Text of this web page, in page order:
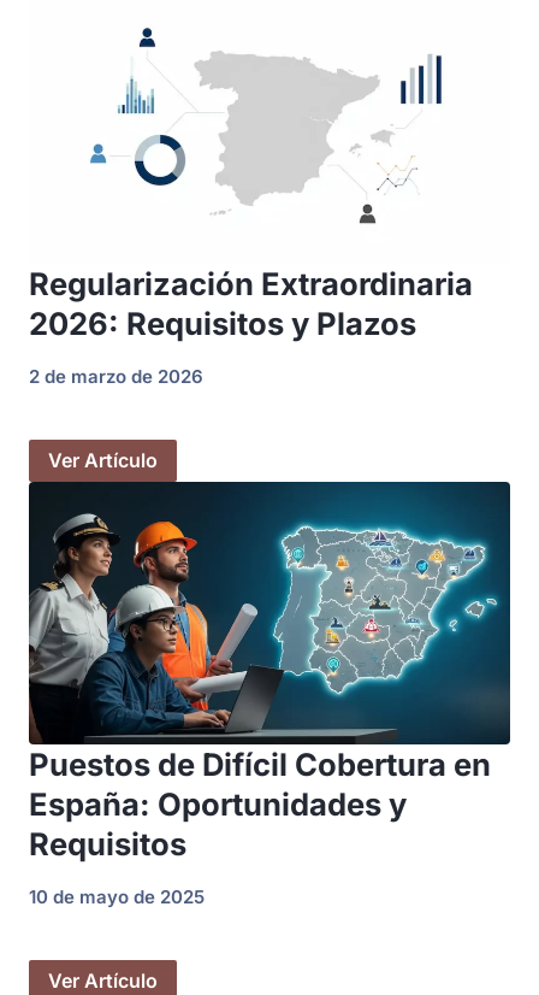
Regularización Extraordinaria
2026: Requisitos y Plazos
2 de marzo de 2026
Ver Artículo
Puestos de Difícil Cobertura en
España: Oportunidades y
Requisitos
10 de mayo de 2025
Ver Artículo